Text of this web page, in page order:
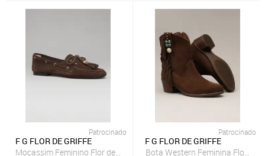
Patrocinado
F G FLOR DE GRIFFE
Mocassim Feminino Flor de Griffe Sapato Em Couro Legítimo Café
Patrocinado
F G FLOR DE GRIFFE
Bota Western Feminina Flor de